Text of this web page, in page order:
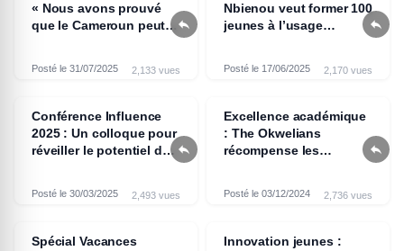
« Nous avons prouvé
que le Cameroun peut
Posté le 31/07/2025 2,133 vues

Nbienou veut former 100
jeunes à l’usage
Posté le 17/06/2025 2,170 vues

Conférence Influence
2025 : Un colloque pour
réveiller le potentiel des
Posté le 30/03/2025 2,493 vues

Excellence académique
: The Okwelians
récompense les
l’occasion de la 4e
O'100
Posté le 03/12/2024 2,736 vues

Spécial Vacances
Innovation jeunes :